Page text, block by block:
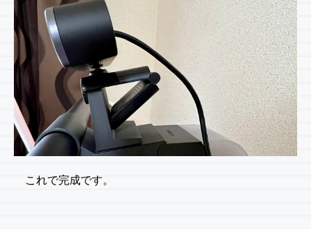
これで完成です。